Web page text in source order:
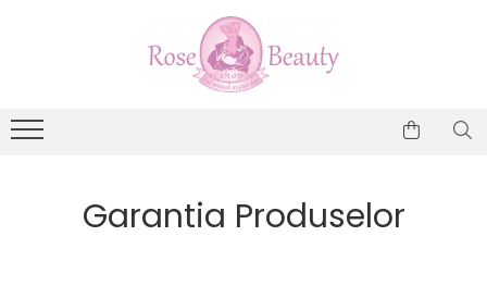
Cercei din aur copii
Cercei aur cu Diamante si alte pietre
pretioase
Bratari de aur copii si bebelusi
Inele din aur logodna
Bijuterii din aur
ARGINT
Costume Botez
Costume botez vara
Rochite de Botez
Rochite Botez
Garantia Produselor